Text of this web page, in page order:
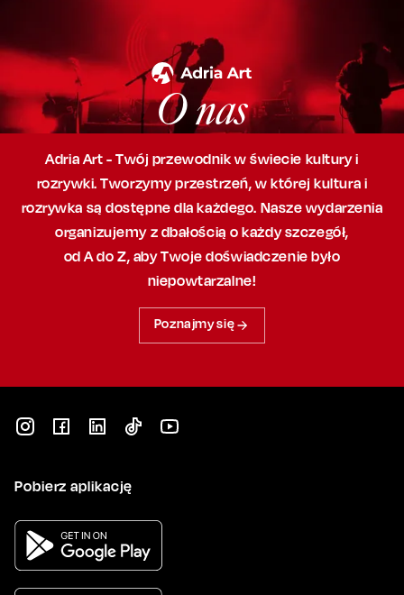
O nas
Adria Art - Twój przewodnik w świecie kultury i
rozrywki. Tworzymy przestrzeń,w której kultura i
rozrywka są dostępne dla każdego. Nasze wydarzenia
organizujemy z dbałością o każdy szczegół,
od A do Z, abyTwoje doświadczenie było
niepowtarzalne!
Poznajmy się
Pobierz aplikację